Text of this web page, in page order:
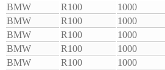
BMW
R100 1000
BMW
R100 1000
BMW
R100 1000
BMW
R100 1000
BMW
R100 1000